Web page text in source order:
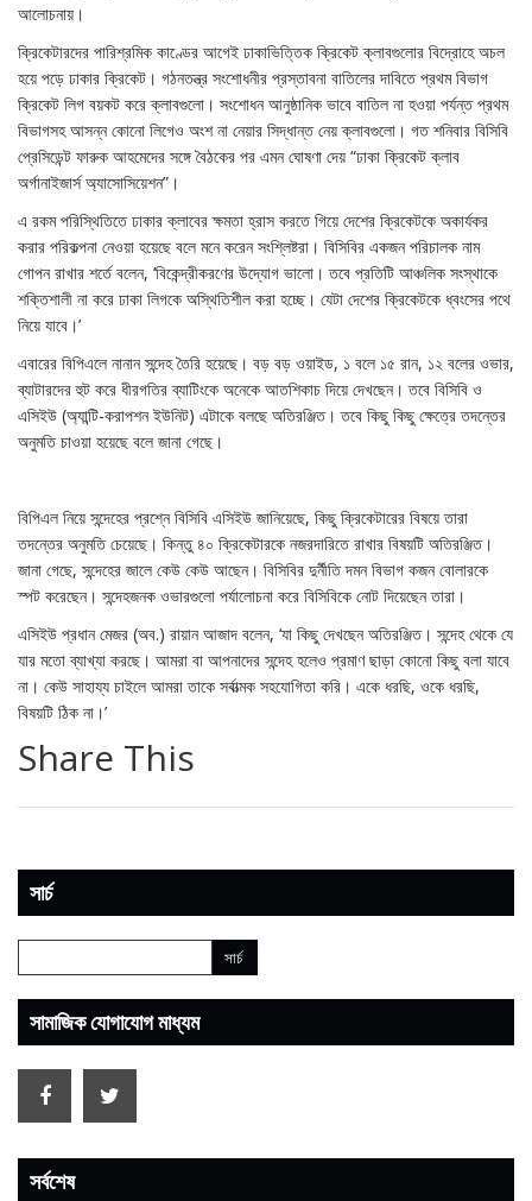
আলোচনায়।
ক্রিকেটারদের পারিশ্রমিক কাণ্ডের আগেই ঢাকাভিত্তিক ক্রিকেট ক্লাবগুলোর বিদ্রোহে অচল
হয়ে পড়ে ঢাকার ক্রিকেট। গঠনতন্ত্র সংশোধনীর প্রস্তাবনা বাতিলের দাবিতে প্রথম বিভাগ
ক্রিকেট লিগ বয়কট করে ক্লাবগুলো। সংশোধন আনুষ্ঠানিক ভাবে বাতিল না হওয়া পর্যন্ত প্রথম
বিভাগসহ আসন্ন কোনো লিগেও অংশ না নেয়ার সিদ্ধান্ত নেয় ক্লাবগুলো। গত শনিবার বিসিবি
প্রেসিডেন্ট ফারুক আহমেদের সঙ্গে বৈঠকের পর এমন ঘোষণা দেয় “ঢাকা ক্রিকেট ক্লাব
অর্গানাইজার্স অ্যাসোসিয়েশন”।
এ রকম পরিস্থিতিতে ঢাকার ক্লাবের ক্ষমতা হ্রাস করতে গিয়ে দেশের ক্রিকেটকে অকার্যকর
করার পরিকল্পনা নেওয়া হয়েছে বলে মনে করেন সংশ্লিষ্টরা। বিসিবির একজন পরিচালক নাম
গোপন রাখার শর্তে বলেন, ‘বিকেন্দ্রীকরণের উদ্যোগ ভালো। তবে প্রতিটি আঞ্চলিক সংস্থাকে
শক্তিশালী না করে ঢাকা লিগকে অস্থিতিশীল করা হচ্ছে। যেটা দেশের ক্রিকেটকে ধ্বংসের পথে
নিয়ে যাবে।’
এবারের বিপিএলে নানান সন্দেহ তৈরি হয়েছে। বড় বড় ওয়াইড, ১ বলে ১৫ রান, ১২ বলের ওভার,
ব্যাটারদের হুট করে ধীরগতির ব্যাটিংকে অনেকে আতশিকাচ দিয়ে দেখছেন। তবে বিসিবি ও
এসিইউ (অ্যান্টি-করাপশন ইউনিট) এটাকে বলছে অতিরঞ্জিত। তবে কিছু কিছু ক্ষেত্রে তদন্তের
অনুমতি চাওয়া হয়েছে বলে জানা গেছে।
বিপিএল নিয়ে সন্দেহের প্রশ্নে বিসিবি এসিইউ জানিয়েছে, কিছু ক্রিকেটারের বিষয়ে তারা
তদন্তের অনুমতি চেয়েছে। কিন্তু ৪০ ক্রিকেটারকে নজরদারিতে রাখার বিষয়টি অতিরঞ্জিত।
জানা গেছে, সন্দেহের জালে কেউ কেউ আছেন। বিসিবির দুর্নীতি দমন বিভাগ কজন বোলারকে
স্পট করেছেন। সন্দেহজনক ওভারগুলো পর্যালোচনা করে বিসিবিকে নোট দিয়েছেন তারা।
এসিইউ প্রধান মেজর (অব.) রায়ান আজাদ বলেন, ‘যা কিছু দেখছেন অতিরঞ্জিত। সন্দেহ থেকে যে
যার মতো ব্যাখ্যা করছে। আমরা বা আপনাদের সন্দেহ হলেও প্রমাণ ছাড়া কোনো কিছু বলা যাবে
না। কেউ সাহায্য চাইলে আমরা তাকে সর্বাত্মক সহযোগিতা করি। একে ধরছি, ওকে ধরছি,
বিষয়টি ঠিক না।’
Share This
সার্চ
সামাজিক যোগাযোগ মাধ্যম
সর্বশেষ